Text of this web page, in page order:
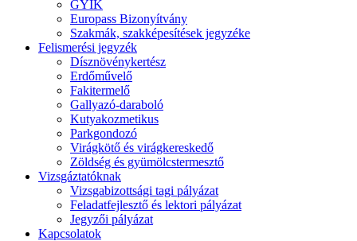
GYIK
Europass Bizonyítvány
Szakmák, szakképesítések jegyzéke
Felismerési jegyzék
Dísznövénykertész
Erdőművelő
Fakitermelő
Gallyazó-daraboló
Kutyakozmetikus
Parkgondozó
Virágkötő és virágkereskedő
Zöldség és gyümölcstermesztő
Vizsgáztatóknak
Vizsgabizottsági tagi pályázat
Feladatfejlesztő és lektori pályázat
Jegyzői pályázat
Kapcsolatok